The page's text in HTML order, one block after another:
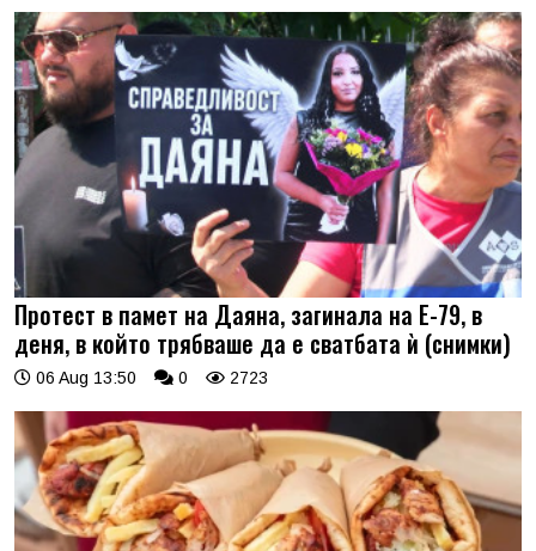
Протест в памет на Даяна, загинала на Е-79, в
деня, в който трябваше да е сватбата ѝ (снимки)
06 Aug 13:50 0 2723